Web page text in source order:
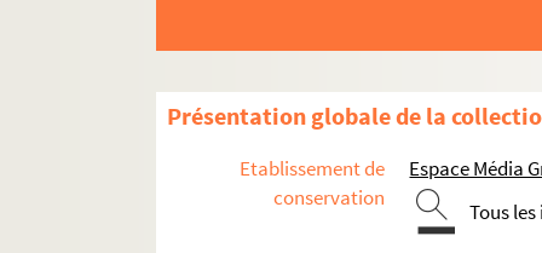
Présentation globale de la
Etablissement de
conservation
Espace Média
Tous
Près calendau
Sus li mège